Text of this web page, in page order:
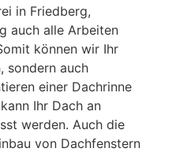
in Friedberg,
auch alle Arbeiten
können wir Ihr
sondern auch
einer Dachrinne
Ihr Dach an
werden. Auch die
von Dachfenstern